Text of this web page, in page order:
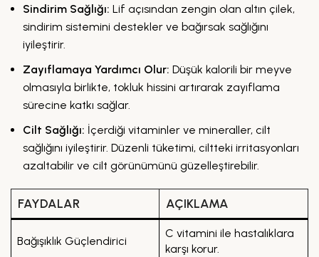
Sindirim Sağlığı: Lif açısından zengin olan altın çilek,
sindirim sistemini destekler ve bağırsak sağlığını
iyileştirir.
Zayıflamaya Yardımcı Olur: Düşük kalorili bir meyve
olmasıyla birlikte, tokluk hissini artırarak zayıflama
sürecine katkı sağlar.
Cilt Sağlığı: İçerdiği vitaminler ve mineraller, cilt
sağlığını iyileştirir. Düzenli tüketimi, ciltteki irritasyonları
azaltabilir ve cilt görünümünü güzelleştirebilir.
FAYDALAR AÇIKLAMA
Bağışıklık Güçlendirici
C vitamini ile hastalıklara
karşı korur.